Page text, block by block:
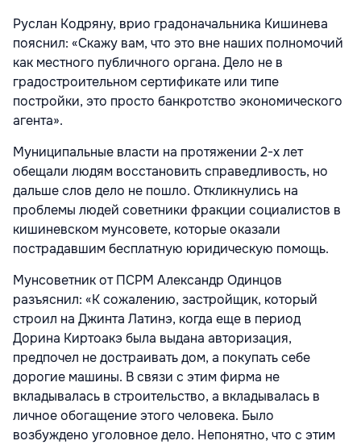
Руслан Кодряну, врио градоначальника Кишинева
пояснил: «Скажу вам, что это вне наших полномочий
как местного публичного органа. Дело не в
градостроительном сертификате или типе
постройки, это просто банкротство экономического
агента».
Муниципальные власти на протяжении 2-х лет
обещали людям восстановить справедливость, но
дальше слов дело не пошло. Откликнулись на
проблемы людей советники фракции социалистов в
кишиневском мунсовете, которые оказали
пострадавшим бесплатную юридическую помощь.
Мунсоветник от ПСРМ Александр Одинцов
разъяснил: «К сожалению, застройщик, который
строил на Джинта Латинэ, когда еще в период
Дорина Киртоакэ была выдана авторизация,
предпочел не достраивать дом, а покупать себе
дорогие машины. В связи с этим фирма не
вкладывалась в строительство, а вкладывалась в
личное обогащение этого человека. Было
возбуждено уголовное дело. Непонятно, что с этим